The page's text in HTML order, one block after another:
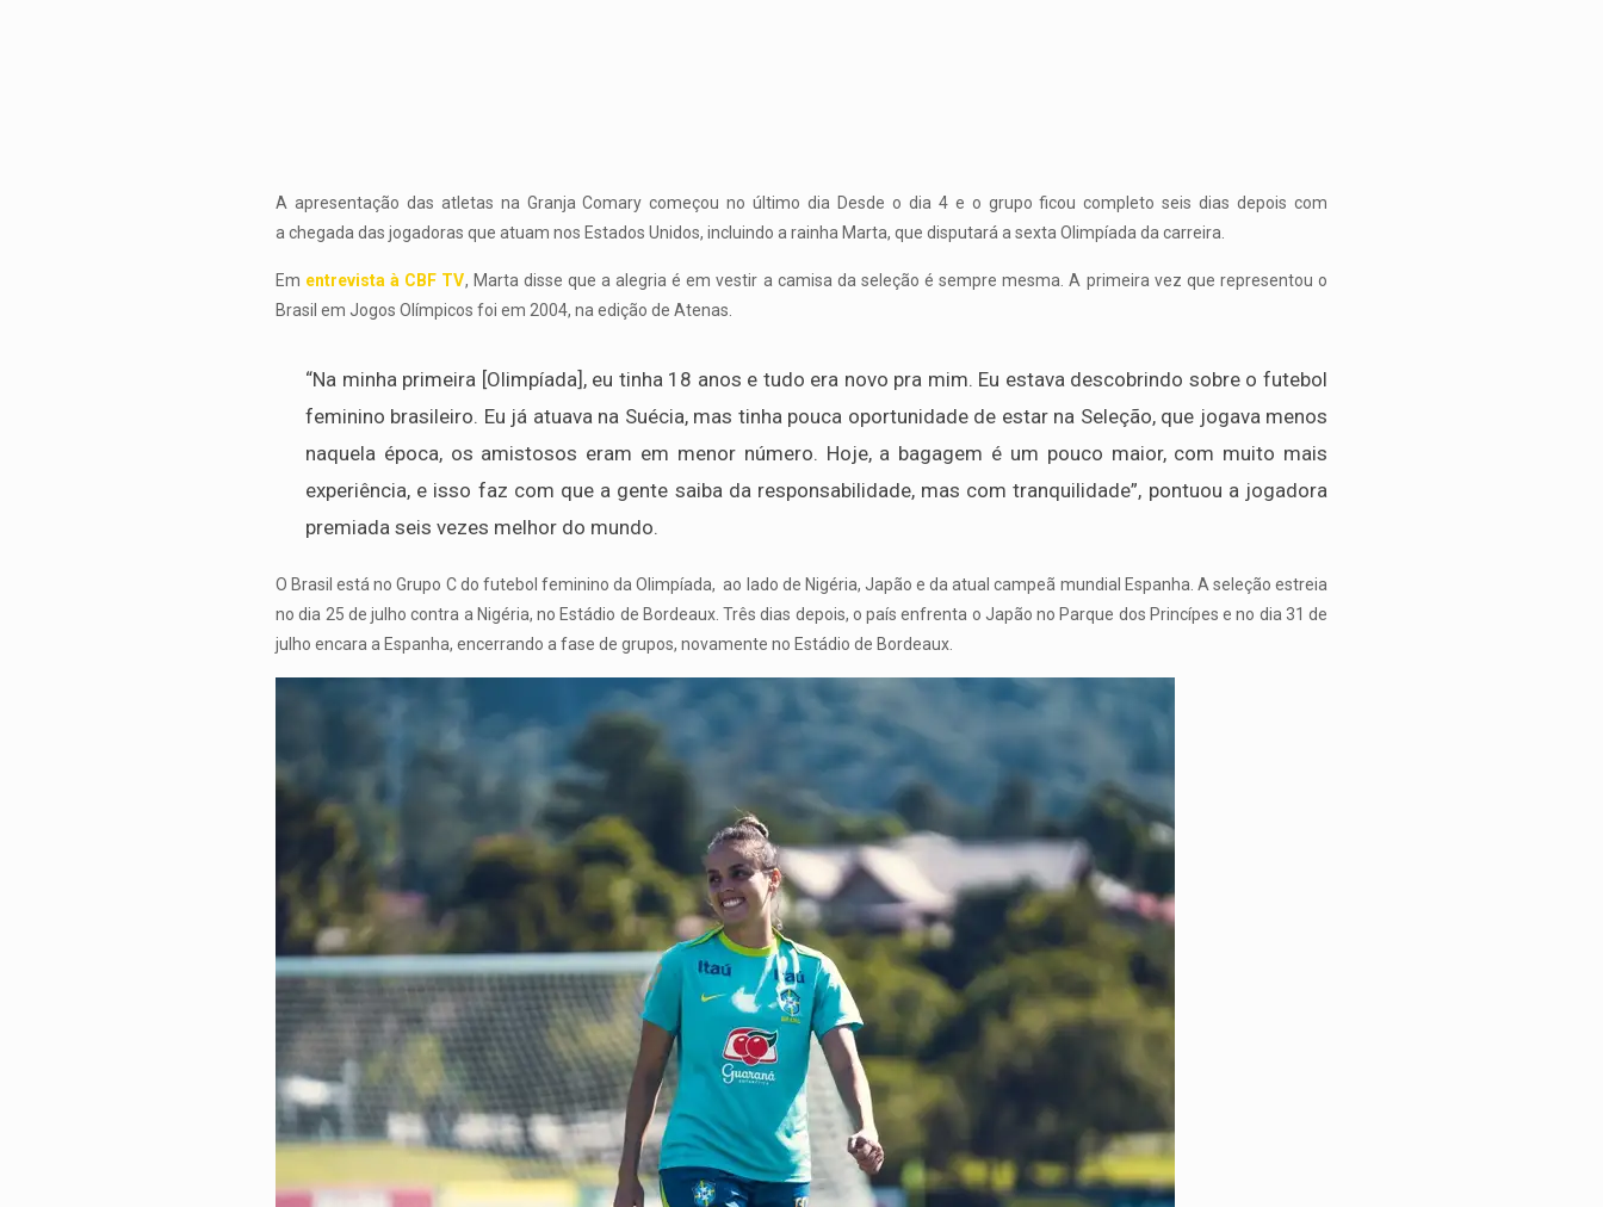
A apresentação das atletas na Granja Comary começou no último dia Desde o dia 4 e o grupo ficou completo seis dias depois com
a chegada das jogadoras que atuam nos Estados Unidos, incluindo a rainha Marta, que disputará a sexta Olimpíada da carreira.
Em entrevista à CBF TV, Marta disse que a alegria é em vestir a camisa da seleção é sempre mesma. A primeira vez que representou o
Brasil em Jogos Olímpicos foi em 2004, na edição de Atenas.
“Na minha primeira [Olimpíada], eu tinha 18 anos e tudo era novo pra mim. Eu estava descobrindo sobre o futebol
feminino brasileiro. Eu já atuava na Suécia, mas tinha pouca oportunidade de estar na Seleção, que jogava menos
naquela época, os amistosos eram em menor número. Hoje, a bagagem é um pouco maior, com muito mais
experiência, e isso faz com que a gente saiba da responsabilidade, mas com tranquilidade”, pontuou a jogadora
premiada seis vezes melhor do mundo.
O Brasil está no Grupo C do futebol feminino da Olimpíada, ao lado de Nigéria, Japão e da atual campeã mundial Espanha. A seleção estreia
no dia 25 de julho contra a Nigéria, no Estádio de Bordeaux. Três dias depois, o país enfrenta o Japão no Parque dos Princípes e no dia 31 de
julho encara a Espanha, encerrando a fase de grupos, novamente no Estádio de Bordeaux.